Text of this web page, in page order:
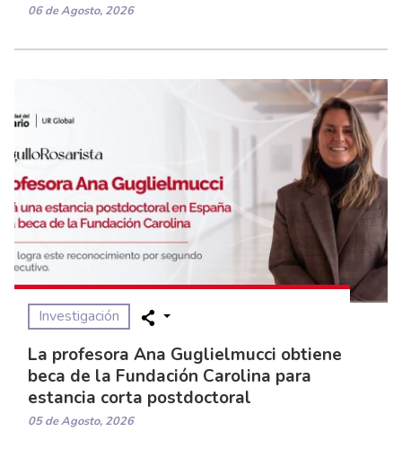
06 de Agosto, 2026
Investigación
La profesora Ana Guglielmucci obtiene
beca de la Fundación Carolina para
estancia corta postdoctoral
05 de Agosto, 2026